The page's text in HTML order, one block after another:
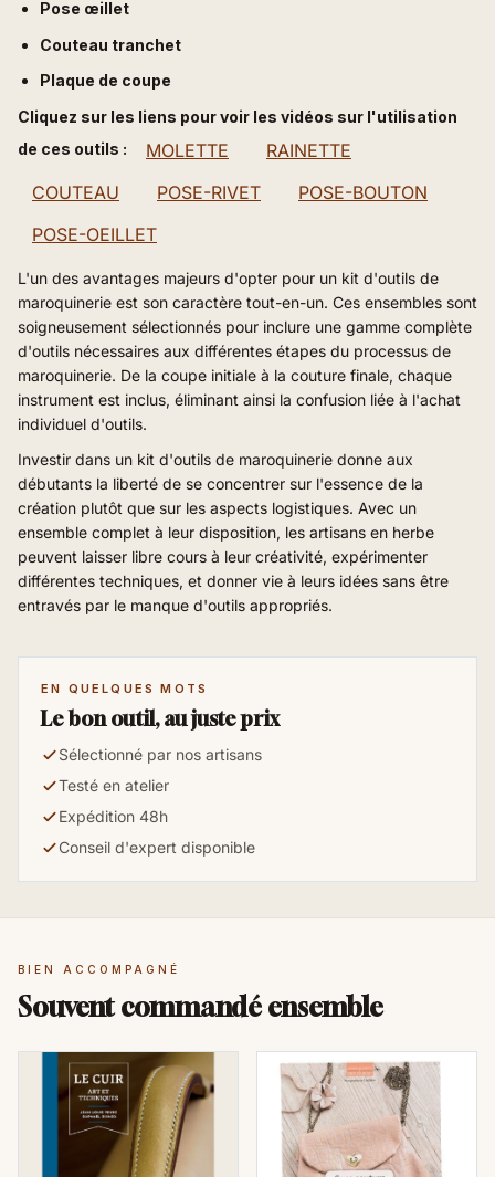
Pose œillet
Couteau tranchet
Plaque de coupe
Cliquez sur les liens pour voir les vidéos sur l'utilisation
de ces outils :
MOLETTE
RAINETTE
COUTEAU
POSE-RIVET
POSE-BOUTON
POSE-OEILLET
L'un des avantages majeurs d'opter pour un kit d'outils de
maroquinerie est son caractère tout-en-un. Ces ensembles sont
soigneusement sélectionnés pour inclure une gamme complète
d'outils nécessaires aux différentes étapes du processus de
maroquinerie. De la coupe initiale à la couture finale, chaque
instrument est inclus, éliminant ainsi la confusion liée à l'achat
individuel d'outils.
Investir dans un kit d'outils de maroquinerie donne aux
débutants la liberté de se concentrer sur l'essence de la
création plutôt que sur les aspects logistiques. Avec un
ensemble complet à leur disposition, les artisans en herbe
peuvent laisser libre cours à leur créativité, expérimenter
différentes techniques, et donner vie à leurs idées sans être
entravés par le manque d'outils appropriés.
EN QUELQUES MOTS
Le bon outil, au juste prix
Sélectionné par nos artisans
Testé en atelier
Expédition 48h
Conseil d'expert disponible
BIEN ACCOMPAGNÉ
Souvent commandé ensemble